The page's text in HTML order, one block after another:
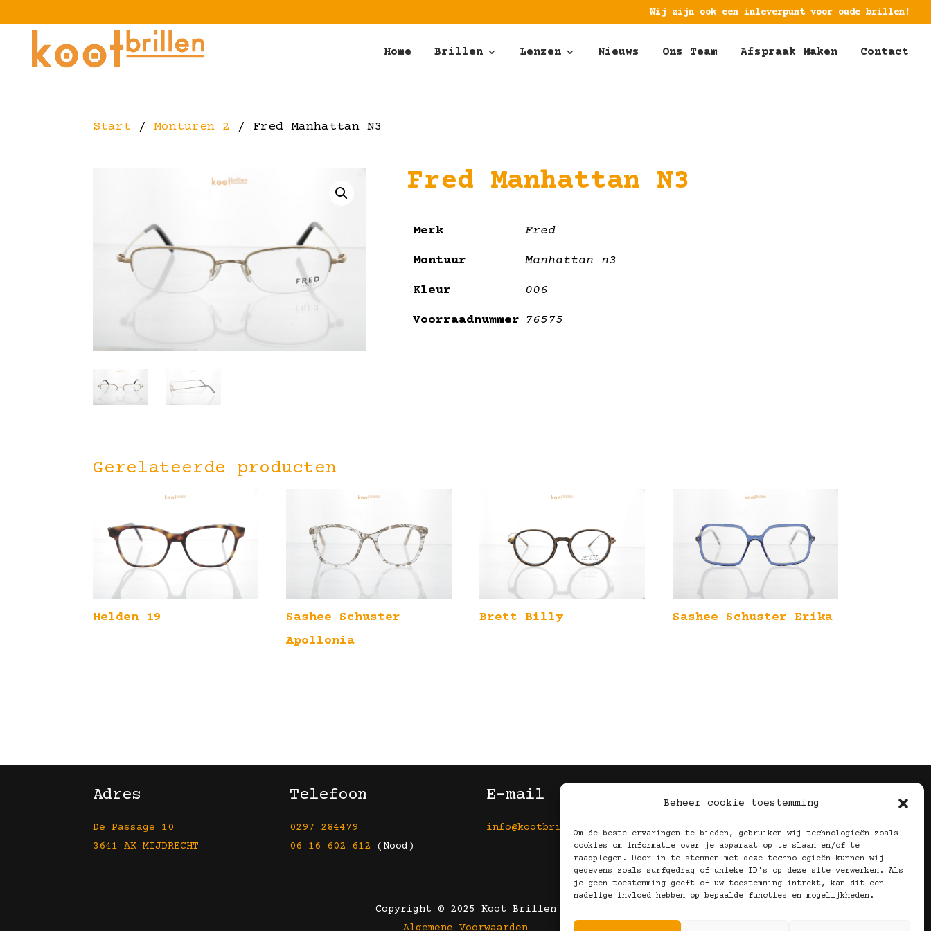
Beheer cookie toestemming
Om de beste ervaringen te bieden, gebruiken wij technologieën zoals
cookies om informatie over je apparaat op te slaan en/of te
raadplegen. Door in te stemmen met deze technologieën kunnen wij
gegevens zoals surfgedrag of unieke ID's op deze site verwerken. Als
je geen toestemming geeft of uw toestemming intrekt, kan dit een
nadelige invloed hebben op bepaalde functies en mogelijkheden.
Wij zijn ook een inleverpunt voor oude brillen!
Home Brillen Lenzen Nieuws Ons Team Afspraak Maken Contact
Start /Monturen 2 / Fred Manhattan N3
Fred Manhattan N3
Merk Fred
Montuur Manhattan n3
Kleur 006
Voorraadnummer 76575
Gerelateerde producten
Helden 19
Sashee Schuster
Apollonia
Brett Billy Sashee Schuster Erika
Adres
De Passage 10
3641 AK MIJDRECHT
Telefoon
0297 284479
06 16 602 612 (Nood)
E-mail
info@kootbrillen.nl
Volg Ons!
Copyright © 2025 Koot Brillen
Algemene Voorwaarden